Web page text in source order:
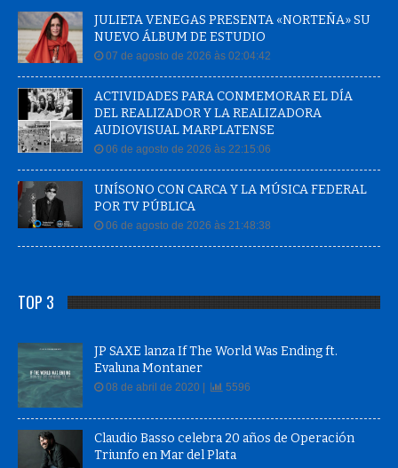
JULIETA VENEGAS PRESENTA «NORTEÑA» SU
NUEVO ÁLBUM DE ESTUDIO
07 de agosto de 2026 às 02:04:42
ACTIVIDADES PARA CONMEMORAR EL DÍA
DEL REALIZADOR Y LA REALIZADORA
AUDIOVISUAL MARPLATENSE
06 de agosto de 2026 às 22:15:06
UNÍSONO CON CARCA Y LA MÚSICA FEDERAL
POR TV PÚBLICA
06 de agosto de 2026 às 21:48:38
TOP 3
JP SAXE lanza If The World Was Ending ft.
Evaluna Montaner
08 de abril de 2020 | 5596
Claudio Basso celebra 20 años de Operación
Triunfo en Mar del Plata